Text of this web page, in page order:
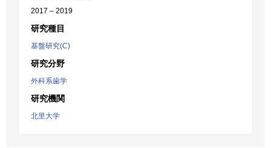
2017 – 2019
研究種目
基盤研究(C)
研究分野
外科系歯学
研究機関
北里大学